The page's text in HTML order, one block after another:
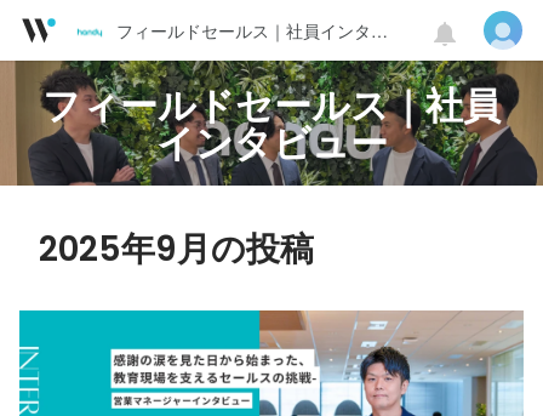
フィールドセールス｜社員インタビュー
フィールドセールス｜社員
インタビュー
2025年9月の投稿